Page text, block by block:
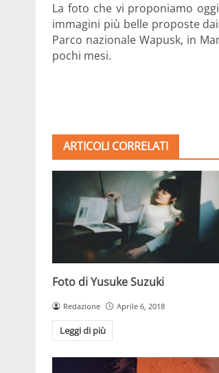
La foto che vi proponiamo
immagini più belle proposte
Parco nazionale Wapusk, in
pochi mesi.
ARTICOLI CORRELATI
Foto di Yusuke Suzuki
Redazione Aprile 6, 2018
Leggi di più